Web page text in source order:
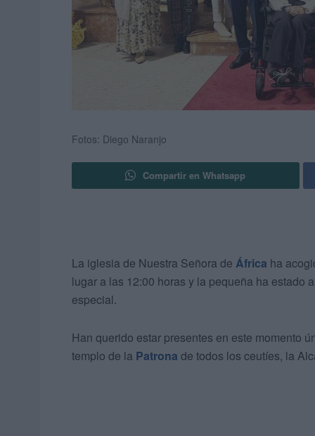
Fotos: Diego Naranjo
Compartir en Whatsapp
La iglesia de Nuestra Señora de África ha
lugar a las 12:00 horas y la pequeña ha estado
especial.
Han querido estar presentes en este momento
templo de la Patrona de todos los ceutíes, la